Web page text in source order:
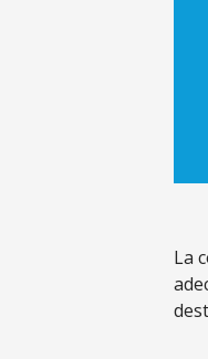
La